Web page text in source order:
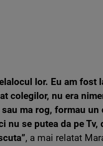
lor. Eu am fost
colegilor, nu era
ma rog, formau un
nu se putea da pe
, a mai relatat